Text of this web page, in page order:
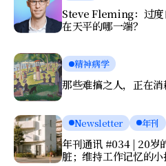
Steve Fleming：过度
在天平的哪一端？
精神病学
那些难搞之人，正在
Newsletter 年刊
年刊通讯 #034 | 20岁
脏；维持工作记忆的小